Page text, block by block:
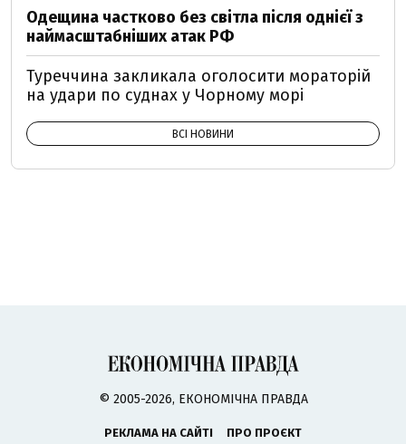
Одещина частково без світла після однієї з
наймасштабніших атак РФ
Туреччина закликала оголосити мораторій
на удари по суднах у Чорному морі
ВСІ НОВИНИ
© 2005-2026, ЕКОНОМІЧНА ПРАВДА
РЕКЛАМА НА САЙТІ
ПРО ПРОЄКТ